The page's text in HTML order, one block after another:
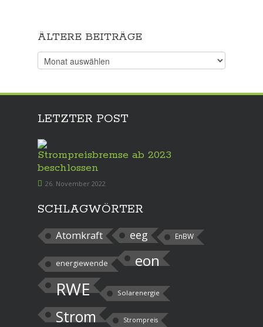
ÄLTERE BEITRÄGE
Ältere
Beiträge
LETZTER POST
Strompreisbremse ab 2023
beschlossen
26. November 2022
SCHLAGWÖRTER
Atomkraft eeg EnBW
energiewende eon
RWE Solarenergie
Strom Strompreis